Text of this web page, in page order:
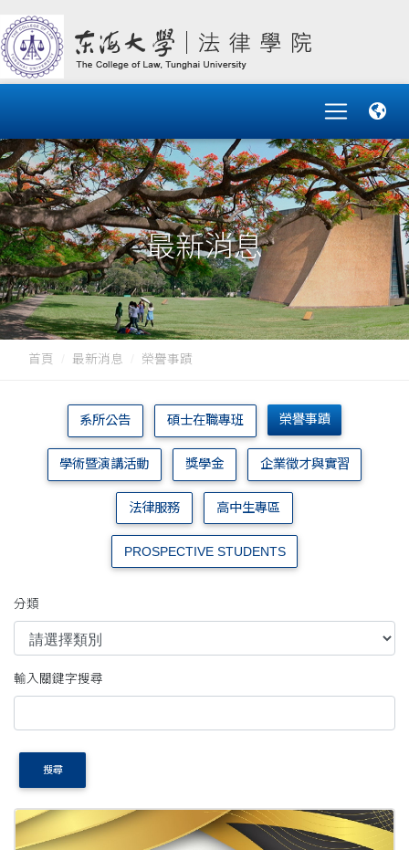
最新消息
首頁 最新消息 榮譽事蹟
系所公告 碩士在職專班 榮譽事蹟
學術暨演講活動 獎學金 企業徵才與實習
法律服務 高中生專區
PROSPECTIVE STUDENTS
分類
輸入關鍵字搜尋
搜尋